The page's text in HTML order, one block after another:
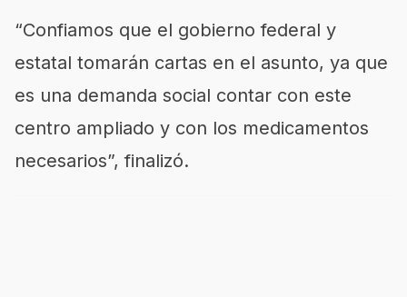
“Confiamos que el gobierno federal y
estatal tomarán cartas en el asunto, ya que
es una demanda social contar con este
centro ampliado y con los medicamentos
necesarios”, finalizó.